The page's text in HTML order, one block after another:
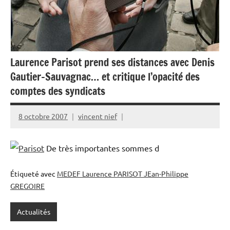
Laurence Parisot prend ses distances avec Denis
Gautier-Sauvagnac… et critique l’opacité des
comptes des syndicats
8 octobre 2007 vincent nief
De très importantes sommes d
Étiqueté avec MEDEF Laurence PARISOT JEan-Philippe
GREGOIRE
Actualités